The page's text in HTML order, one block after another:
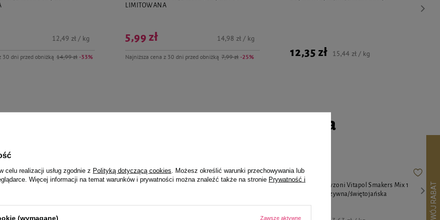
30 dni przed obniżką 14,99 zł -33%
12,49 zł / kg
LIMITOWANA
Najniższa cena z 30 dni przed obniżką 7,99 zł -25%
5,99 zł 14,98 zł / kg
12,35 zł 15,44 zł / kg
dla Ciebie i Twojego czworonoga
Vitapol Smakers Kokos
Francodex Przysmaki zapobiegające
Pokarm dla gryzoni Vitapol Smakers Mix 1
owocowa/warzywna/świętojańska
celu realizacji usług zgodnie z Polityką dotyczącą cookies . Możesz określić warunki przechowywania lub
Więcej informacji na temat warunków i prywatności można znaleźć także na stronie Prywatność i
(wymagane) Zawsze aktywne